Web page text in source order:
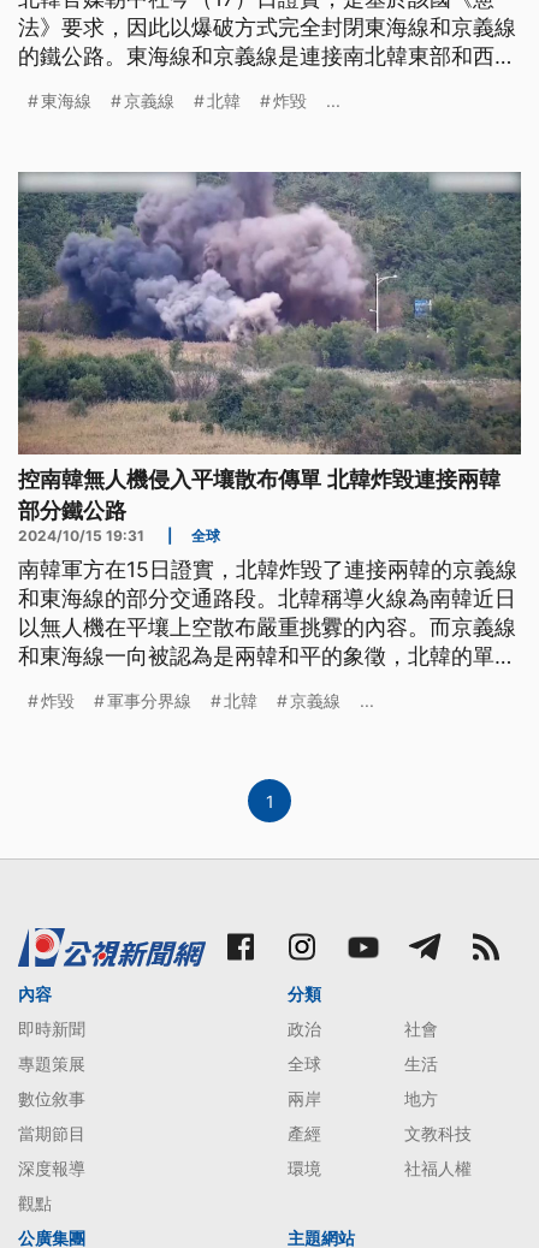
法》要求，因此以爆破方式完全封閉東海線和京義線
的鐵公路。東海線和京義線是連接南北韓東部和西部
間僅存的最後一個經濟合作項目已經死亡。北韓為何
又具有怎樣的歷史背景？
東海線 京義線 北韓 炸毀 ...
控南韓無人機侵入平壤散布傳單 北韓炸毀連接兩韓
部分鐵公路
2024/10/15 19:31 全球
南韓軍方在15日證實，北韓炸毀了連接兩韓的京義線
和東海線的部分交通路段。北韓稱導火線為南韓近日
以無人機在平壤上空散布嚴重挑釁的內容。而京義線
和東海線一向被認為是兩韓和平的象徵，北韓的單方
炸毀 軍事分界線 北韓 京義線 ...
1
內容
即時新聞
專題策展
數位敘事
當期節目
深度報導
觀點
分類
政治
社會
全球
生活
兩岸
地方
產經
文教科技
環境
社福人權
公廣集團 主題網站